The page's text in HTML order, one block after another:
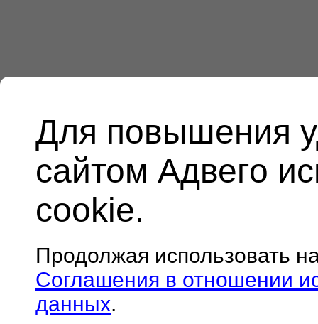
Для повышения
сайтом Адвего
cookie.
Продолжая использовать
Соглашения в отношении
данных.